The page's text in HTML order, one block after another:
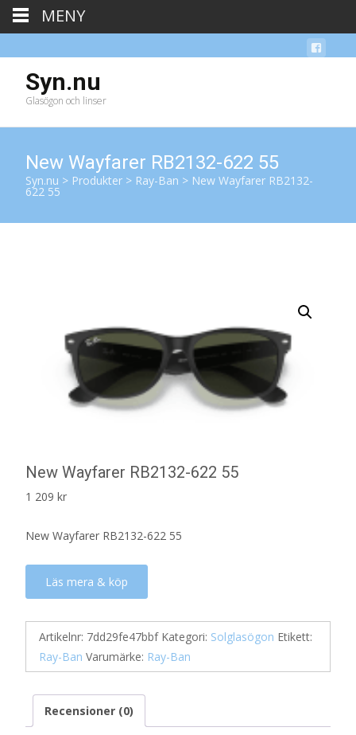
Syn.nu
Glasögon och linser
New Wayfarer RB2132-622 55
Syn.nu > Produkter > Ray-Ban > New Wayfarer RB2132-
622 55
New Wayfarer RB2132-622 55
1 209 kr
New Wayfarer RB2132-622 55
Läs mera & köp
Artikelnr: 7dd29fe47bbf Kategori: Solglasögon Etikett:
Ray-Ban Varumärke: Ray-Ban
Recensioner (0)
MENY